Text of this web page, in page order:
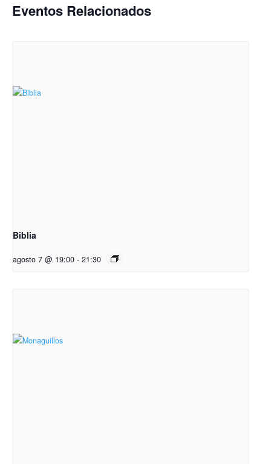
Eventos Relacionados
Biblia
agosto 7 @ 19:00 - 21:30